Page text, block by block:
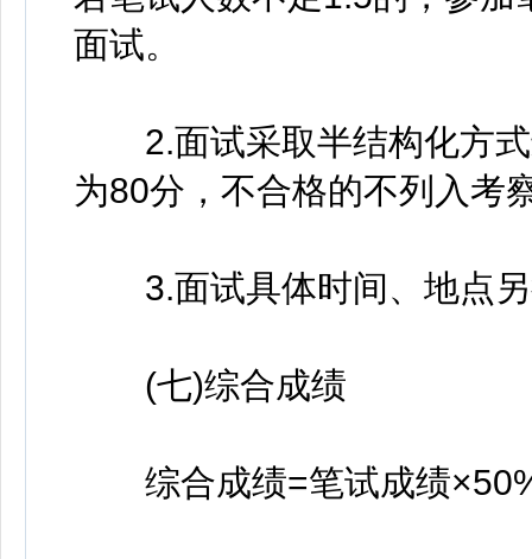
面试。
2.面试采取半结构化方式
为80分，不合格的不列入考
3.面试具体时间、地点另
(七)综合成绩
综合成绩=笔试成绩